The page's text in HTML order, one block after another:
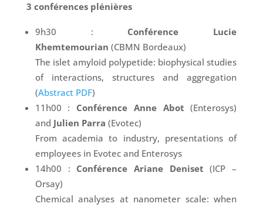
3 conférences plénières
9h30 : Conférence Lucie
Khemtemourian (CBMN Bordeaux)
The islet amyloid polypetide: biophysical studies
of interactions, structures and aggregation
(Abstract PDF)
11h00 : Conférence Anne Abot (Enterosys)
and Julien Parra (Evotec)
From academia to industry, presentations of
employees in Evotec and Enterosys
14h00 : Conférence Ariane Deniset (ICP –
Orsay)
Chemical analyses at nanometer scale: when